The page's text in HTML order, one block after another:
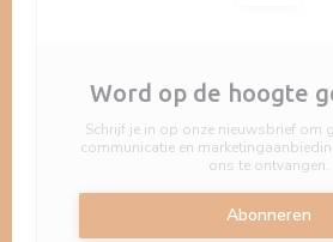
Word op de hoogte
Schrijf je in op onze nieuwsbrief om
communicatie en
ons te ontvangen.
Abonneren